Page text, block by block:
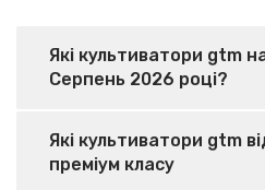
Які культиватори gtm
Серпень 2026 році?
Які культиватори gtm
преміум класу